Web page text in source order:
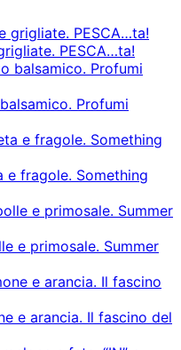
PESCA…ta!
Profumi
e fragole. Something
e primosale. Summer
e arancia. Il fascino del